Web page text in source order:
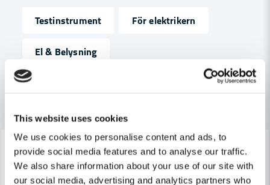
This website uses cookies
We use cookies to personalise content and ads, to
provide social media features and to analyse our traffic.
We also share information about your use of our site with
our social media, advertising and analytics partners who
Namn
Ja, ni får publicera min fråga
Testinstrument
För elektrikern
El & Belysning
-18% -10%